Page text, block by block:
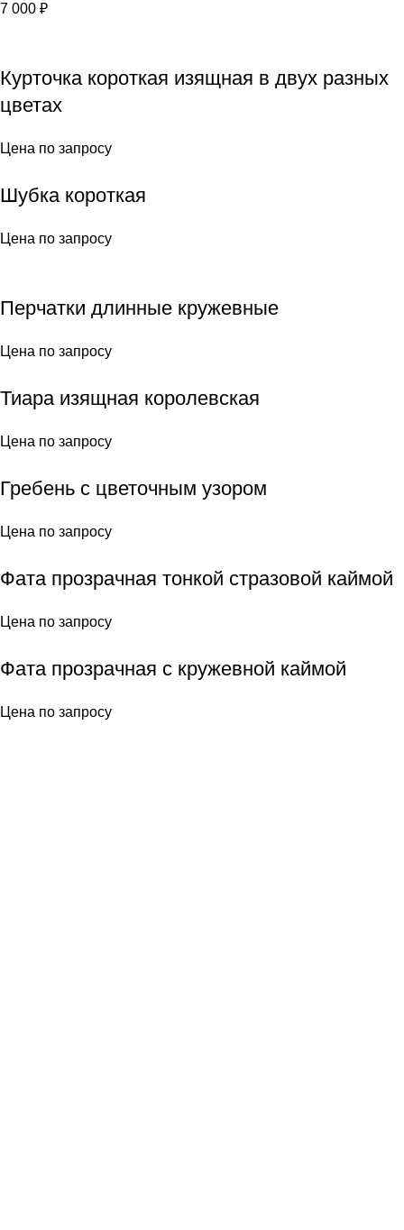
7 000 ₽
Курточка короткая изящная в двух разных
цветах
Цена по запросу
Шубка короткая
Цена по запросу
Перчатки длинные кружевные
Цена по запросу
Тиара изящная королевская
Цена по запросу
Гребень с цветочным узором
Цена по запросу
Фата прозрачная тонкой стразовой каймой
Цена по запросу
Фата прозрачная с кружевной каймой
Цена по запросу